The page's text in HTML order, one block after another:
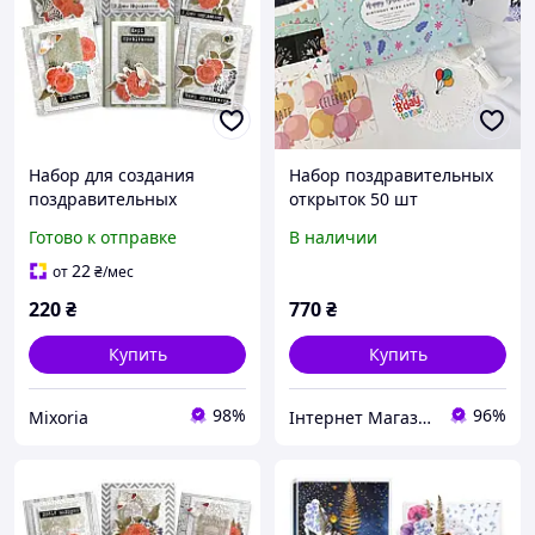
Набор для создания
поздравительных
мечты" FDGCK-042, 6 шт
Готово к отправке
от22₴/мес
220₴
Купить
Mixoria 98%
Набор поздравительных
открыток 50 шт
"Happy Birthday"
рождением
В наличии
770₴
Купить
Інтернет Магазин "Tano" 96%